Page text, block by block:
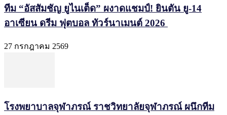
ทีม “อัสสัมชัญ ยูไนเต็ด” ผงาดแชมป์! ยินตัน ยู-14
อาเซียน ดรีม ฟุตบอล ทัวร์นาเมนต์ 2026
27 กรกฎาคม 2569
โรงพยาบาลจุฬาภรณ์ ราชวิทยาลัยจุฬาภรณ์ ผนึกทีม